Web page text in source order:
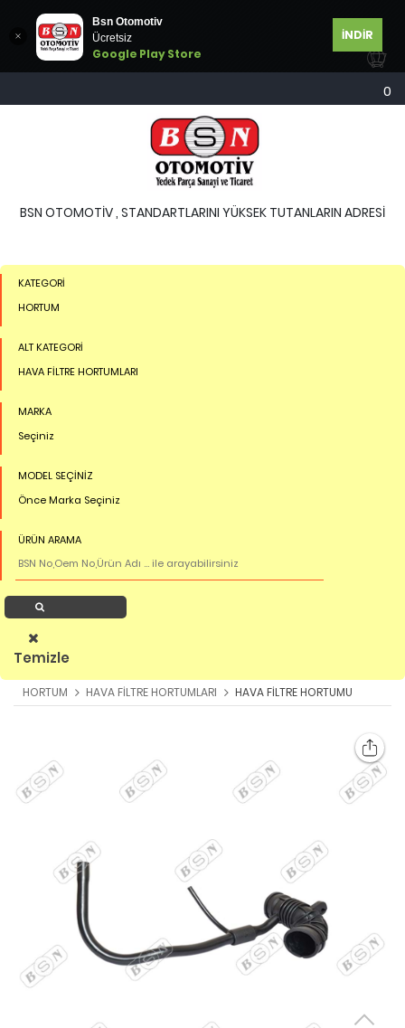
Bsn Otomotiv
Ücretsiz
Google Play Store
İNDİR
0
BSN OTOMOTİV , STANDARTLARINI YÜKSEK TUTANLARIN ADRESİ
KATEGORİ
HORTUM
ALT KATEGORİ
HAVA FİLTRE HORTUMLARI
MARKA
Seçiniz
MODEL SEÇİNİZ
Önce Marka Seçiniz
ÜRÜN ARAMA
Ürün Ara
Temizle
HORTUM HAVA FİLTRE HORTUMLARI HAVA FİLTRE HORTUMU